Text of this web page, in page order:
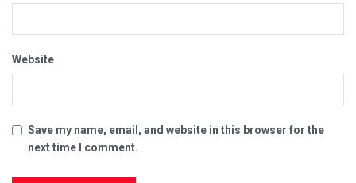
Website
Save my name, email, and website in this browser for the
next time I comment.